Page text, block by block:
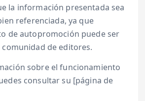
la información presentada sea
referenciada, ya que
de autopromoción puede ser
de editores.
sobre el funcionamiento
consultar su [página de